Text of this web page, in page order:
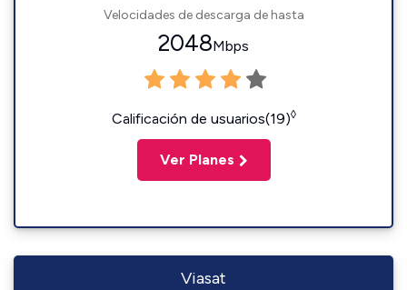
Velocidades de descarga de hasta
2048Mbps
Calificación de usuarios(19)◊
Ver Planes
Viasat